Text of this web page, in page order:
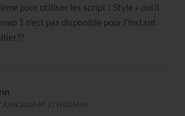
pour utiliser les script ! Style « outil
1 n’est pas disponible pour l’instant
JUIN 2016 AT 17 H 02 MIN